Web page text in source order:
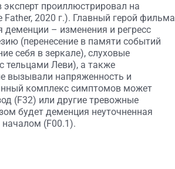
проиллюстрировал на
2020 г.). Главный герой фильма
– изменения и регресс
(перенесение в памяти событий
себя в зеркале), слуховые
тельцами Леви), а также
вызывали напряженность и
комплекс симптомов может
(F32) или другие тревожные
будет деменция неуточненная
(F00.1).